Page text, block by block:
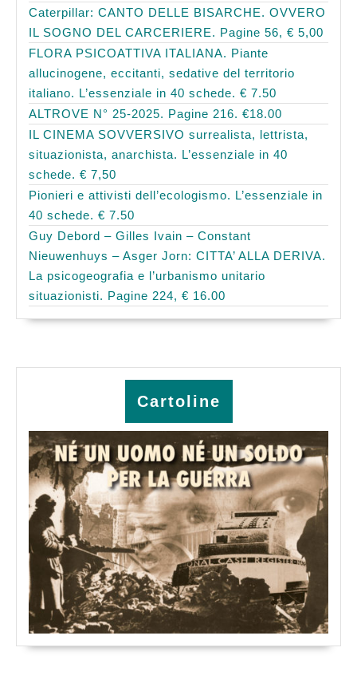
Caterpillar: CANTO DELLE BISARCHE. OVVERO
IL SOGNO DEL CARCERIERE. Pagine 56, € 5,00
FLORA PSICOATTIVA ITALIANA. Piante
allucinogene, eccitanti, sedative del territorio
italiano. L’essenziale in 40 schede. € 7.50
ALTROVE N° 25-2025. Pagine 216. €18.00
IL CINEMA SOVVERSIVO surrealista, lettrista,
situazionista, anarchista. L’essenziale in 40
schede. € 7,50
Pionieri e attivisti dell’ecologismo. L’essenziale in
40 schede. € 7.50
Guy Debord – Gilles Ivain – Constant
Nieuwenhuys – Asger Jorn: CITTA’ ALLA DERIVA.
La psicogeografia e l’urbanismo unitario
situazionisti. Pagine 224, € 16.00
Cartoline